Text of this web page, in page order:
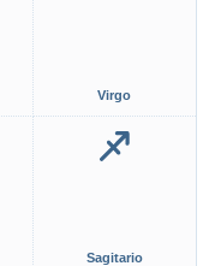
Virgo
Sagitario